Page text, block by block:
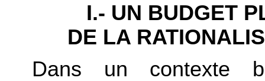
I.- UN BUDGET
DE LA
Dans un contexte